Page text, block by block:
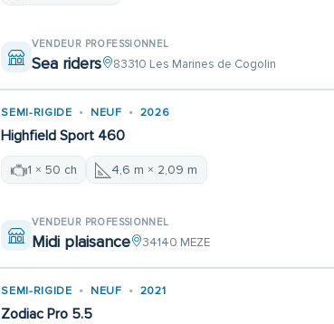
VENDEUR PROFESSIONNEL
Sea riders 83310 Les Marines de Cogolin
SEMI-RIGIDE NEUF 2026
Highfield Sport 460
1 × 50 ch 4,6 m × 2,09 m
VENDEUR PROFESSIONNEL
Midi plaisance 34140 MEZE
SEMI-RIGIDE NEUF 2021
Zodiac Pro 5.5